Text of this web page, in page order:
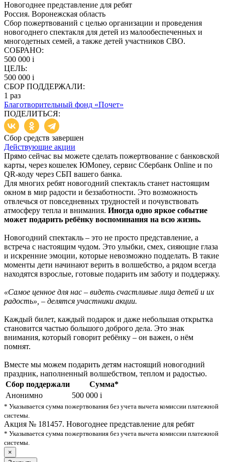
Новогоднее представление для ребят
Россия. Воронежская область
Сбор пожертвований с целью организации и проведения
новогоднего спектакля для детей из малообеспеченных и
многодетных семей, а также детей участников СВО.
СОБРАНО:
500 000 i
ЦЕЛЬ:
500 000 i
СБОР ПОДДЕРЖАЛИ:
1 раз
Благотворительный фонд «Почет»
ПОДЕЛИТЬСЯ:
Сбор средств завершен
Действующие акции
Прямо сейчас вы можете сделать пожертвование с банковской
карты, через кошелек ЮMoney, сервис Сбербанк Online и по
QR-коду через СБП вашего банка.
Для многих ребят новогодний спектакль станет настоящим
окном в мир радости и беззаботности. Это возможность
отвлечься от повседневных трудностей и почувствовать
атмосферу тепла и внимания. Иногда одно яркое событие
может подарить ребёнку воспоминания на всю жизнь.
Новогодний спектакль – это не просто представление, а
встреча с настоящим чудом. Это улыбки, смех, сияющие глаза
и искренние эмоции, которые невозможно подделать. В такие
моменты дети начинают верить в волшебство, а рядом всегда
находятся взрослые, готовые подарить им заботу и поддержку.
«Самое ценное для нас – видеть счастливые лица детей и их
радость», – делятся участники акции.
Каждый билет, каждый подарок и даже небольшая открытка
становится частью большого доброго дела. Это знак
внимания, который говорит ребёнку – он важен, о нём
помнят.
Вместе мы можем подарить детям настоящий новогодний
праздник, наполненный волшебством, теплом и радостью.
Сбор поддержали
Сумма*
Анонимно
500 000 i
* Указывается сумма пожертвования без учета вычета комиссии платежной
системы.
Акция № 181457. Новогоднее представление для ребят
* Указывается сумма пожертвования без учета вычета комиссии платежной
системы.
×